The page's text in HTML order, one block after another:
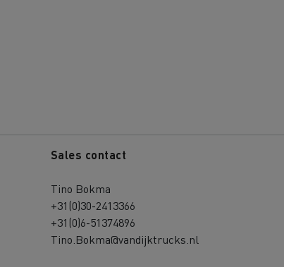
Sales contact
Tino Bokma
+31(0)30-2413366
+31(0)6-51374896
Tino.Bokma@vandijktrucks.nl